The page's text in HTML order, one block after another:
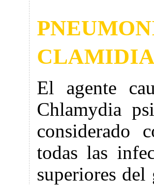
El agente
Chlamydia
considerado
todas las
superiores del